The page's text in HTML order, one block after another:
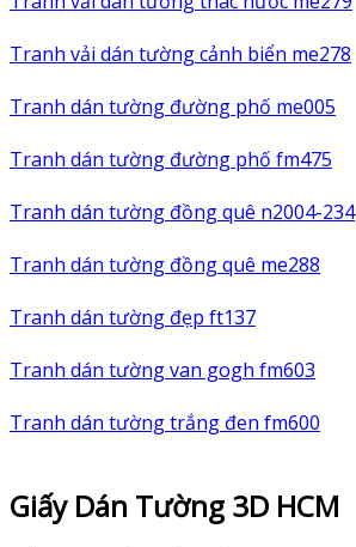
Tranh vải dán tường cảnh biển me278
Tranh dán tường đường phố me005
Tranh dán tường đường phố fm475
Tranh dán tường đồng quê n2004-234
Tranh dán tường đồng quê me288
Tranh dán tường đẹp ft137
Tranh dán tường van gogh fm603
Tranh dán tường trắng đen fm600
Giấy Dán Tường 3D HCM